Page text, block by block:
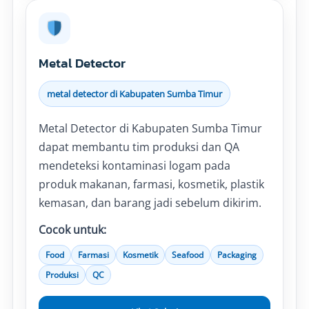
Metal Detector
metal detector di Kabupaten Sumba Timur
Metal Detector di Kabupaten Sumba Timur
dapat membantu tim produksi dan QA
mendeteksi kontaminasi logam pada
produk makanan, farmasi, kosmetik, plastik
kemasan, dan barang jadi sebelum dikirim.
Cocok untuk:
Food Farmasi Kosmetik Seafood
Packaging
Produksi
QC